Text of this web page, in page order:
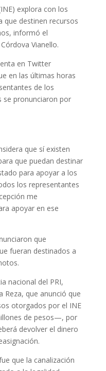
explora con los
que destinen recursos
informó el
Vianello.
en Twitter
en las últimas horas
de los
se pronunciaron por
que sí existen
que puedan destinar
para apoyar a los
los representantes
me
apoyar en ese
que
fueran destinados a
nacional del PRI,
Reza, que anunció que
otorgados por el INE
de pesos—, por
devolver el dinero
que la canalización